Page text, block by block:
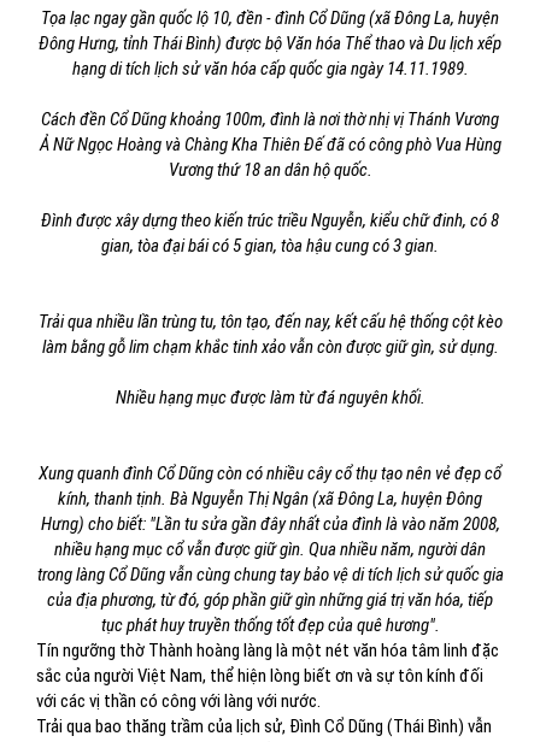
Tọa lạc ngay gần quốc lộ 10, đền - đình Cổ Dũng (xã Đông La, huyện
Đông Hưng, tỉnh Thái Bình) được bộ Văn hóa Thể thao và Du lịch xếp
hạng di tích lịch sử văn hóa cấp quốc gia ngày 14.11.1989.
Cách đền Cổ Dũng khoảng 100m, đình là nơi thờ nhị vị Thánh Vương
Ả Nữ Ngọc Hoàng và Chàng Kha Thiên Đế đã có công phò Vua Hùng
Vương thứ 18 an dân hộ quốc.
Đình được xây dựng theo kiến trúc triều Nguyễn, kiểu chữ đinh, có 8
gian, tòa đại bái có 5 gian, tòa hậu cung có 3 gian.
Trải qua nhiều lần trùng tu, tôn tạo, đến nay, kết cấu hệ thống cột kèo
làm bằng gỗ lim chạm khắc tinh xảo vẫn còn được giữ gìn, sử dụng.
Nhiều hạng mục được làm từ đá nguyên khối.
Xung quanh đình Cổ Dũng còn có nhiều cây cổ thụ tạo nên vẻ đẹp cổ
kính, thanh tịnh. Bà Nguyễn Thị Ngân (xã Đông La, huyện Đông
Hưng) cho biết: "Lần tu sửa gần đây nhất của đình là vào năm 2008,
nhiều hạng mục cổ vẫn được giữ gìn. Qua nhiều năm, người dân
trong làng Cổ Dũng vẫn cùng chung tay bảo vệ di tích lịch sử quốc gia
của địa phương, từ đó, góp phần giữ gìn những giá trị văn hóa, tiếp
tục phát huy truyền thống tốt đẹp của quê hương".
Tín ngưỡng thờ Thành hoàng làng là một nét văn hóa tâm linh đặc
sắc của người Việt Nam, thể hiện lòng biết ơn và sự tôn kính đối
với các vị thần có công với làng với nước.
Trải qua bao thăng trầm của lịch sử, Đình Cổ Dũng (Thái Bình) vẫn